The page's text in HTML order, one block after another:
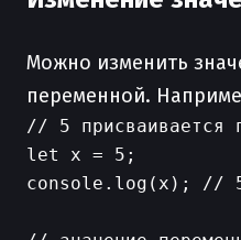
Можно изменить
переменной.
// 5 присваивается
let x = 5;
console.log(x); //